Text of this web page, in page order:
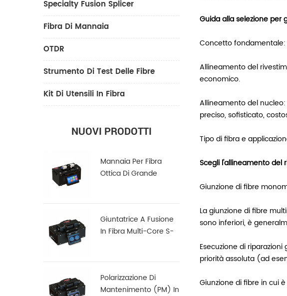
Specialty Fusion Splicer
Fibra Di Mannaia
OTDR
Strumento Di Test Delle Fibre
Kit Di Utensili In Fibra
NUOVI PRODOTTI
Mannaia Per Fibra
Ottica Di Grande
Giuntatrice A Fusione
In Fibra Multi-Core S-
Polarizzazione Di
Mantenimento (PM) In
Guida alla selezione
Concetto fondamentale:
Allineamento del
economico.
Allineamento del
preciso, sofisticato,
Tipo di fibra e
Scegli l'allineamento del
Giunzione di fibre
La giunzione di fibre
sono inferiori, è
Esecuzione di
priorità assoluta (ad
Giunzione di fibre in cui